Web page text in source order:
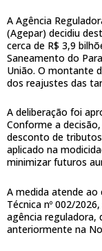
A Agência
(Agepar) decidiu
cerca de R$ 3,9
Saneamento do
União. O montante
dos reajustes das
A deliberação foi
Conforme a
desconto de
aplicado na
minimizar futuros
A medida atende
Técnica nº 002/
agência reguladora,
anteriormente na